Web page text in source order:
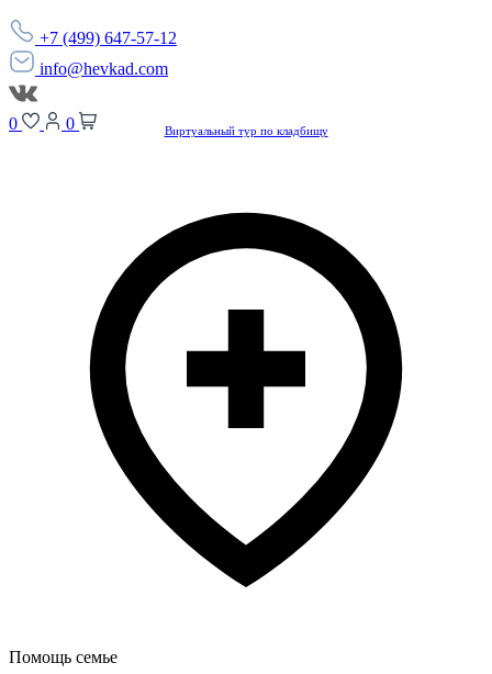
+7 (499) 647-57-12
info@hevkad.com
0 0
Помощь семье
Виртуальный тур по кладбищу